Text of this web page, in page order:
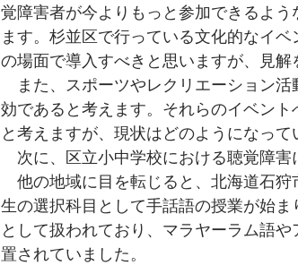
覚障害者が今よりもっと参加できるよ
ます。杉並区で行っている文化的なイ
の場面で導入すべきと思いますが、見解
また、スポーツやレクリエーション
効であると考えます。それらのイベン
と考えますが、現状はどのようになって
次に、区立小中学校における聴覚障害
他の地域に目を転じると、北海道石
生の選択科目として手話語の授業が始
として扱われており、マラヤーラム語
置されていました。